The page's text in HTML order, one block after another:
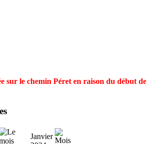
sur le chemin Péret en raison du début
Janvier